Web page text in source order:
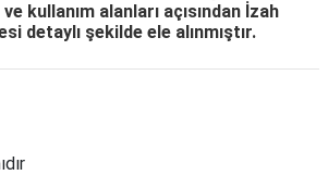
kullanım alanları açısından İzah
detaylı şekilde ele alınmıştır.